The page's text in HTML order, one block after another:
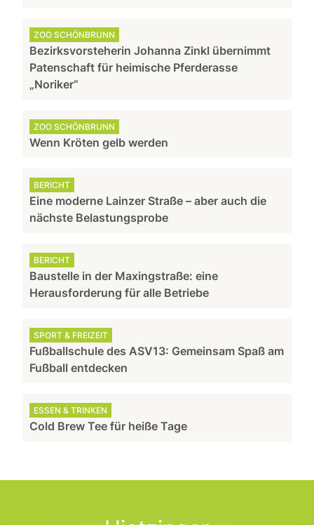
ZOO SCHÖNBRUNN
Bezirksvorsteherin Johanna Zinkl übernimmt
Patenschaft für heimische Pferderasse
„Noriker“
ZOO SCHÖNBRUNN
Wenn Kröten gelb werden
BERICHT
Eine moderne Lainzer Straße – aber auch die
nächste Belastungsprobe
BERICHT
Baustelle in der Maxingstraße: eine
Herausforderung für alle Betriebe
SPORT & FREIZEIT
Fußballschule des ASV13: Gemeinsam Spaß am
Fußball entdecken
ESSEN & TRINKEN
Cold Brew Tee für heiße Tage